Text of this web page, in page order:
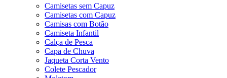
Camisetas sem Capuz
Camisetas com Capuz
Camisas com Botão
Camiseta Infantil
Calça de Pesca
Capa de Chuva
Jaqueta Corta Vento
Colete Pescador